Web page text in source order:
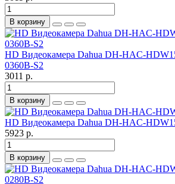
В корзину
HD Видеокамера Dahua DH-HAC-
0360B-S2
3011 р.
В корзину
HD Видеокамера Dahua DH-HAC-
5923 р.
В корзину